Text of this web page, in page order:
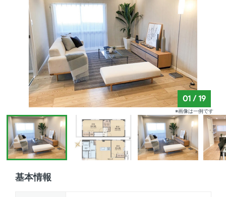
基本情報
01 /19
※画像は一例です